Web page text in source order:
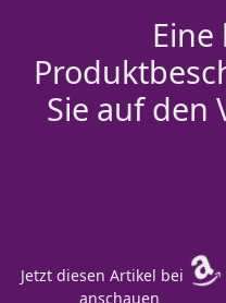
Eine
Sie auf den
Jetzt diesen Artikel bei
anschauen